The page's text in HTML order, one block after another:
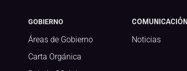
GOBIERNO
Áreas de Gobierno
Carta Orgánica
COMUNICACIÓN
Noticias